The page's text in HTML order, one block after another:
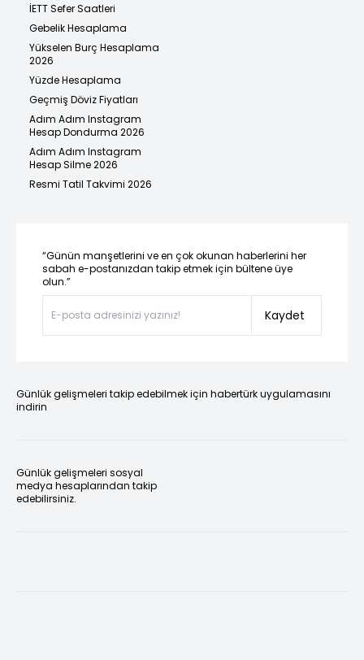
İETT Sefer Saatleri
Gebelik Hesaplama
Yükselen Burç Hesaplama
2026
Yüzde Hesaplama
Geçmiş Döviz Fiyatları
Adım Adım Instagram
Hesap Dondurma 2026
Adım Adım Instagram
Hesap Silme 2026
Resmi Tatil Takvimi 2026
“Günün manşetlerini ve en çok okunan haberlerini her
sabah e-postanızdan takip etmek için bültene üye
olun.”
Kaydet
Günlük gelişmeleri takip edebilmek için habertürk uygulamasını
indirin
Günlük gelişmeleri sosyal
medya hesaplarından takip
edebilirsiniz.